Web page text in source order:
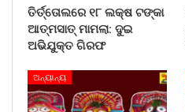
ତିର୍ତ୍ତୋଲରେ ୧୮ ଲକ୍ଷ ଟଙ୍କା
ଆତ୍ମସାତ୍ ମାମଲା: ଦୁଇ
ଅଭିଯୁକ୍ତ ଗିରଫ
ଅନ୍ୟାନ୍ୟ